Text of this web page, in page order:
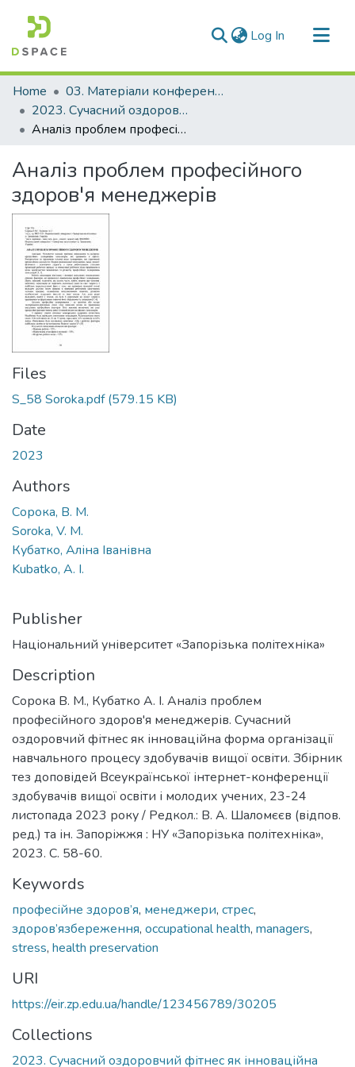
Log In (current)
Communities & Collections
All of DSpace
Statistics
Home
03. Матеріали конференцій та семінарів
2023. Сучасний оздоровчий фітнес як інноваційна форма організації навчального процесу здобувачів вищої освіти
Аналіз проблем професійного здоров'я менеджерів
Аналіз проблем професійного
здоров'я менеджерів
Files
S_58 Soroka.pdf(579.15 KB)
Date
2023
Authors
Сорока, В. М.
Soroka, V. M.
Кубатко, Аліна Іванівна
Kubatko, A. I.
Publisher
Національний університет «Запорізька політехніка»
Description
Сорока В. М., Кубатко А. І. Аналіз проблем
професійного здоров'я менеджерів. Сучасний
оздоровчий фітнес як інноваційна форма організації
навчального процесу здобувачів вищої освіти. Збірник
тез доповідей Всеукраїнської інтернет-конференції
здобувачів вищої освіти і молодих учених, 23-24
листопада 2023 року / Редкол.: В. А. Шаломєєв (відпов.
ред.) та ін. Запоріжжя : НУ «Запорізька політехніка»,
2023. С. 58-60.
Keywords
професійне здоров’я, менеджери, стрес,
здоров’язбереження, occupational health, managers,
stress, health preservation
URI
https://eir.zp.edu.ua/handle/123456789/30205
Collections
2023. Сучасний оздоровчий фітнес як інноваційна